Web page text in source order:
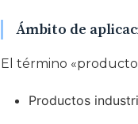
Ámbito de
El término
Productos